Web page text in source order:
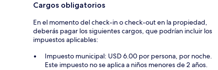
Cargos obligatorios
En el momento del check-in o check-out en la propiedad,
deberás pagar los siguientes cargos, que podrían incluir los
impuestos aplicables:
Impuesto municipal: USD 6.00 por persona, por noche.
Este impuesto no se aplica a niños menores de 2 años.